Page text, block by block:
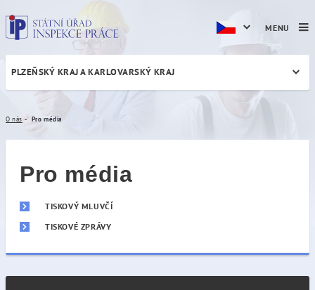
Pro média
PLZEŇSKÝ KRAJ A KARLOVARSKÝ KRAJ
O nás Pro média
Pro média
TISKOVÝ MLUVČÍ
TISKOVÉ ZPRÁVY
MENU